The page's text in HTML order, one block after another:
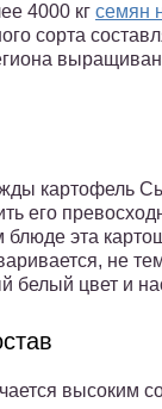
4000 кг семян
сорта
картофель
его
блюде эта
не
белый цвет и
высоким